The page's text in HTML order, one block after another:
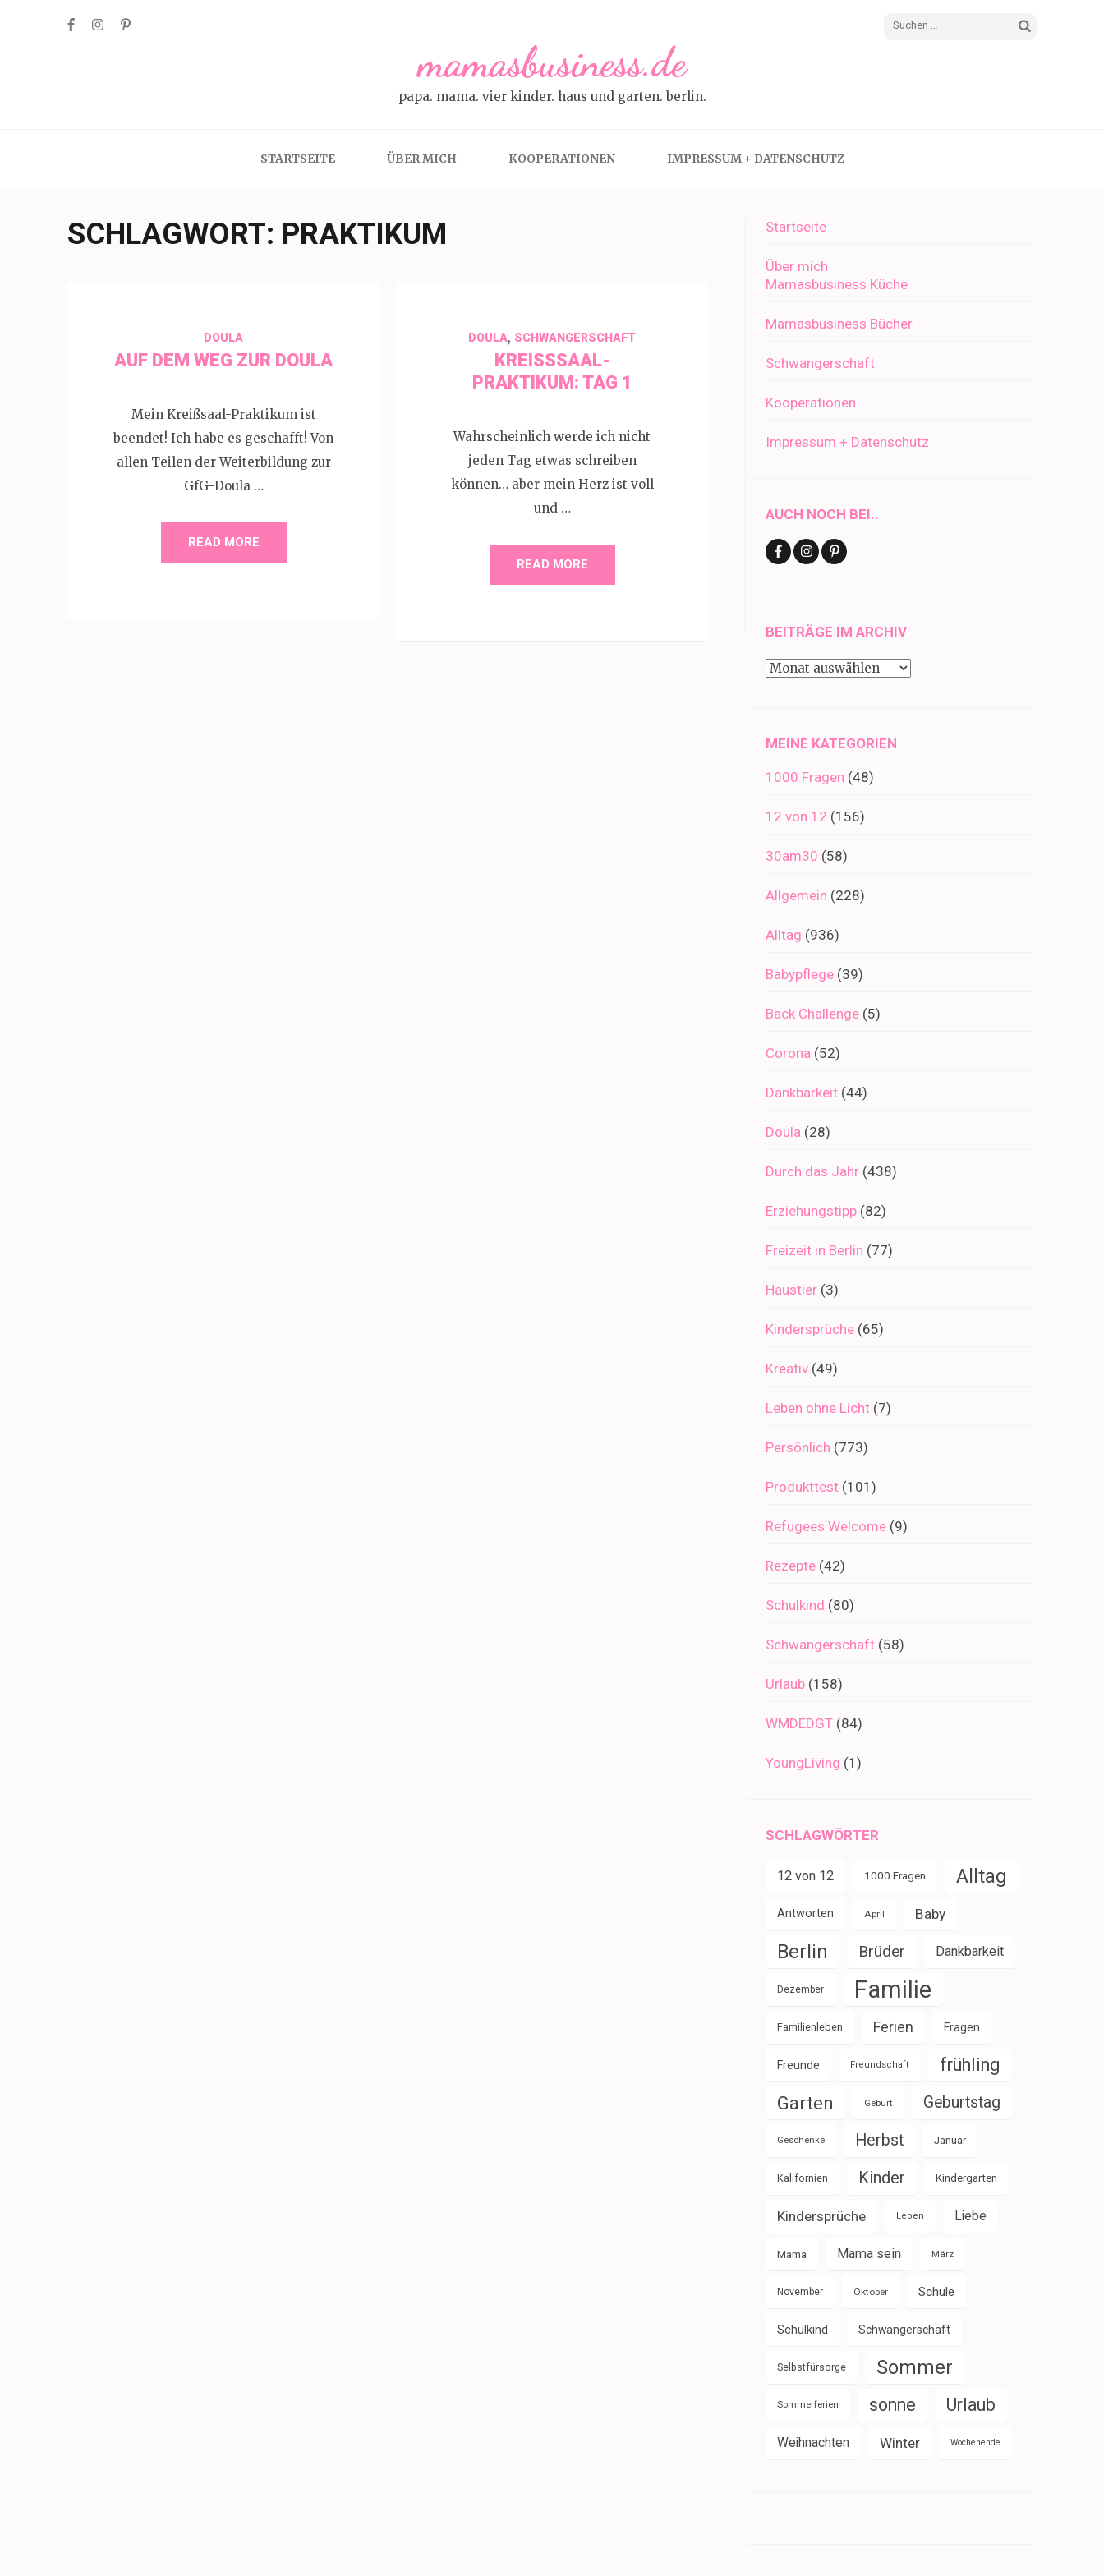
Suchen
mamasbusiness.de
papa. mama. vier kinder. haus und garten. berlin.
STARTSEITE ÜBER MICH KOOPERATIONEN IMPRESSUM + DATENSCHUTZ
SCHLAGWORT: PRAKTIKUM
DOULA
AUF DEM WEG ZUR DOULA
Mein Kreißsaal-Praktikum ist
beendet! Ich habe es geschafft! Von
allen Teilen der Weiterbildung zur
GfG-Doula …
READ MORE
DOULA, SCHWANGERSCHAFT
KREISSSAAL-P
RAKTIKUM: TAG 1
Wahrscheinlich werde ich nicht
jeden Tag etwas schreiben
können… aber mein Herz ist voll
und …
READ MORE
Startseite
Über mich
Mamasbusiness Küche
Mamasbusiness Bücher
Schwangerschaft
Kooperationen
Impressum + Datenschutz
AUCH NOCH BEI..
BEITRÄGE IM ARCHIV
Beiträge
MEINE KATEGORIEN
1000 Fragen (48)
12 von 12 (156)
30am30 (58)
Allgemein (228)
Alltag (936)
Babypflege (39)
Back Challenge (5)
Corona (52)
Dankbarkeit (44)
Doula (28)
Durch das Jahr (438)
Erziehungstipp (82)
Freizeit in Berlin (77)
Haustier (3)
Kindersprüche (65)
Kreativ (49)
Leben ohne Licht (7)
Persönlich (773)
Produkttest (101)
Refugees Welcome (9)
Rezepte (42)
Schulkind (80)
Schwangerschaft (58)
Urlaub (158)
WMDEDGT (84)
YoungLiving (1)
SCHLAGWÖRTER
12 von 12 1000 Fragen Alltag
Antworten April Baby
Berlin Brüder Dankbarkeit
Dezember Familie
Familienleben Ferien Fragen
Freunde Freundschaft frühling
Garten Geburt Geburtstag
Geschenke Herbst Januar
Kalifornien Kinder Kindergarten
Kindersprüche Leben Liebe
Mama Mama sein März
November Oktober Schule
Schulkind Schwangerschaft
Selbstfürsorge Sommer
Sommerferien sonne Urlaub
Weihnachten Winter Wochenende